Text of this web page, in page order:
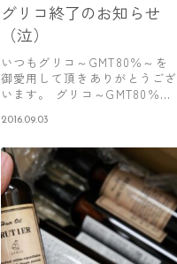
グリコ終了のお知らせ
（泣）
いつもグリコ～GMT80％～を
御愛用して頂きありがとうござ
います。 グリコ～GMT80％～
2016.09.03